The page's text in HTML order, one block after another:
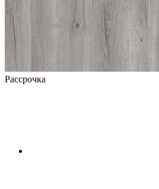
Рассрочка